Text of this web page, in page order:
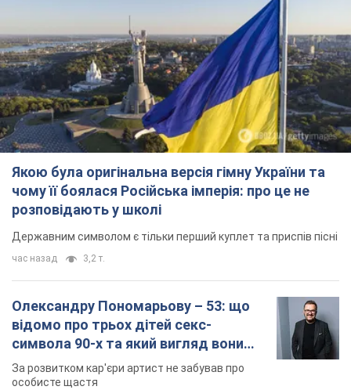
Якою була оригінальна версія гімну України та
чому її боялася Російська імперія: про це не
розповідають у школі
Державним символом є тільки перший куплет та приспів пісні
час назад 3,2 т.
Олександру Пономарьову – 53: що
відомо про трьох дітей секс-
символа 90-х та який вигляд вони
мають
За розвитком кар'єри артист не забував про
особисте щастя